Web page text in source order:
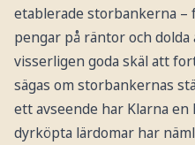
etablerade storbankerna –
pengar på räntor och
visserligen goda skäl att
sägas om storbankernas
ett avseende har Klarna en
dyrköpta lärdomar har